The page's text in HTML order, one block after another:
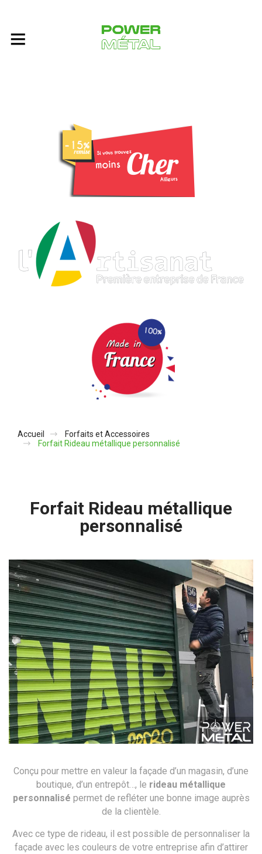
Accueil
Forfaits et Accessoires
Forfait Rideau métallique personnalisé
Forfait Rideau métallique
personnalisé
Conçu pour mettre en valeur la façade d’un magasin, d’une
boutique, d’un entrepôt…, le rideau métallique
personnalisé permet de refléter une bonne image auprès
de la clientèle.
Avec ce type de rideau, il est possible de personnaliser la
façade avec les couleurs de votre entreprise afin d’attirer